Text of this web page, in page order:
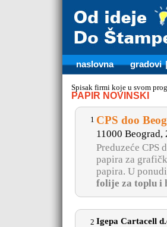
naslovna gradovi
Spisak firmi koje u svom
PAPIR NOVINSKI
1 CPS doo
11000
Preduzeće
papira za
papira. U
folije za toplu i
2 Igepa Cartacell